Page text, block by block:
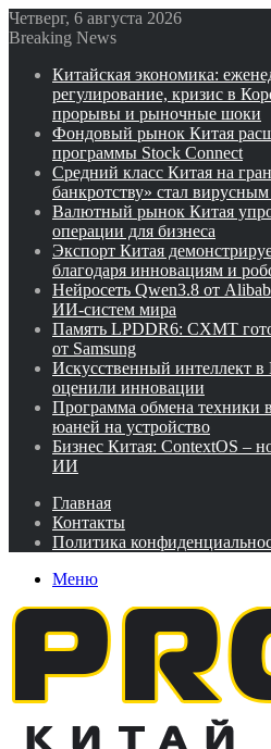
Четверг, 6 августа 2026
Breaking News
Китайская экономика:
регулирование, кризис в
прорывы и рыночные шоки
Фондовый рынок Китая
программы Stock Connect
Средний класс Китая на
банкротству» стал
Валютный рынок Китая
операции для бизнеса
Экспорт Китая
благодаря инновациям и
Нейросеть Qwen3.8 от
ИИ-систем мира
Память LPDDR6: CXMT
от Samsung
Искусственный интеллект
оценили инновации
Программа обмена техники
юаней на устройство
Бизнес Китая: ContextOS –
ИИ
Главная
Контакты
Политика
Меню